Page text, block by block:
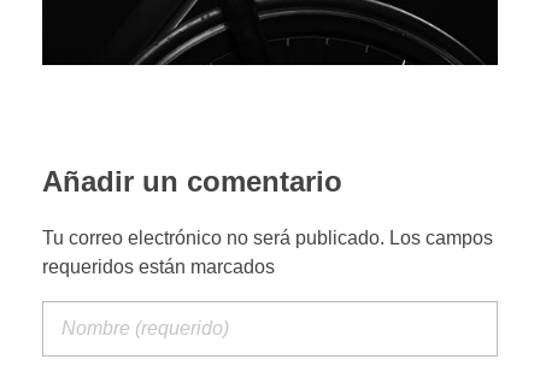
PORTFOLIO WEB
CONTACTA
Añadir un comentario
Tu correo electrónico no será publicado. Los campos
requeridos están marcados